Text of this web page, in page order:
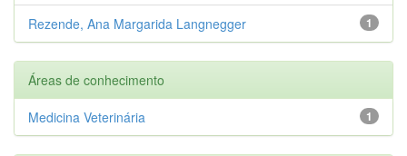
1
Rezende, Ana Margarida Langnegger
Áreas de conhecimento
1
Medicina Veterinária